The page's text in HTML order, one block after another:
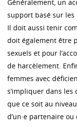
Généralement, un
support basé sur
Il doit aussi tenir
doit également être
sexuels et pour
de harcèlement.
femmes avec
s’impliquer dans
que ce soit au
d’un·e partenaire